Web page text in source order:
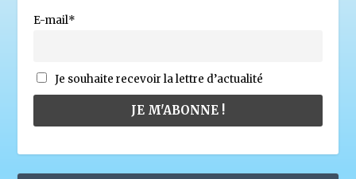
E-mail*
Je souhaite recevoir la lettre d’actualité